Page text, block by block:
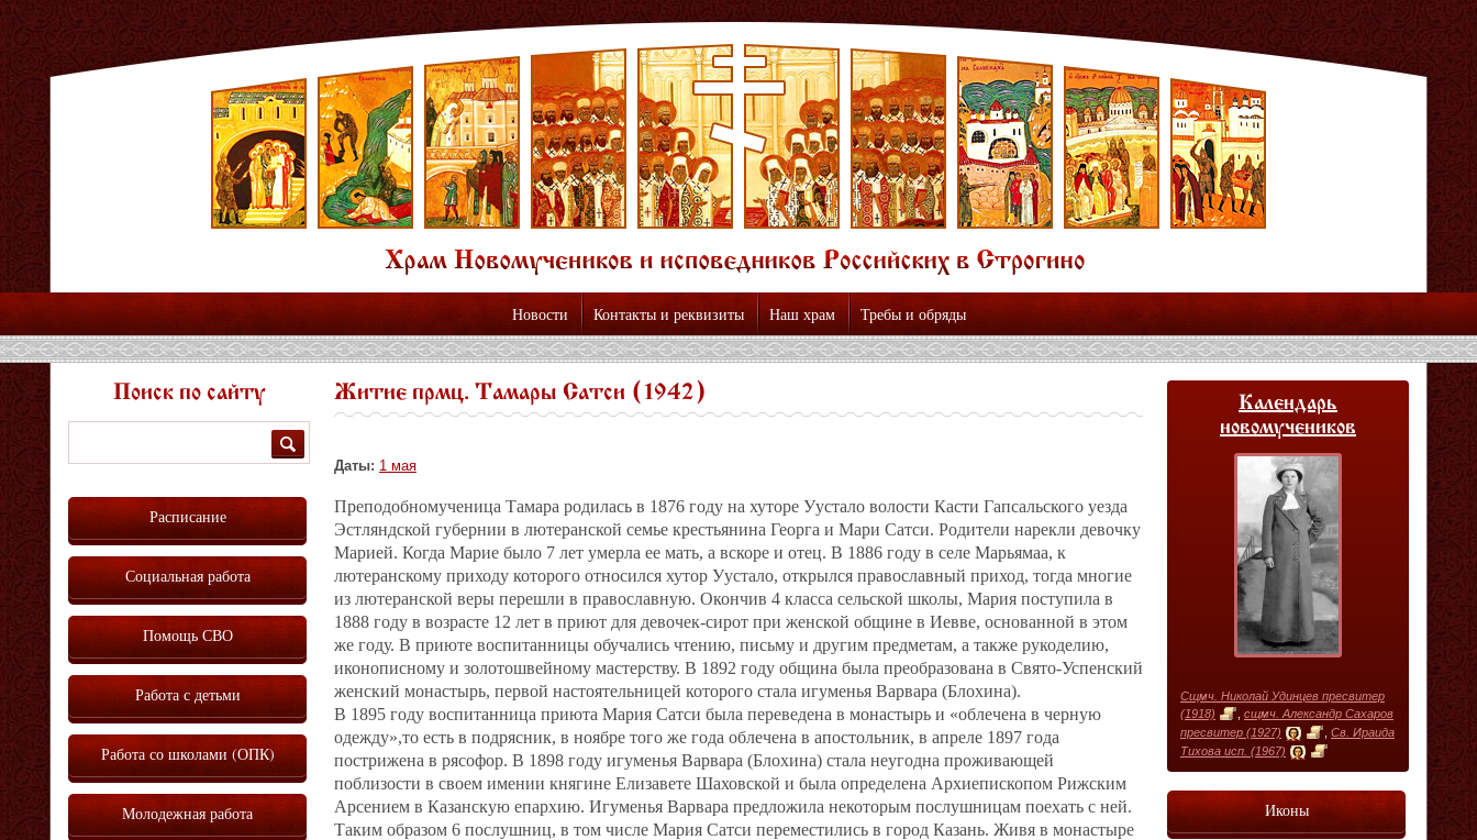
Новости Контакты и реквизиты Наш храм Требы и обряды
Житие прмц. Тамары Сатси (1942)
Даты: 1 мая
Преподобномученица Тамара родилась в 1876 году на хуторе Уустало волости Касти Гапсальского уезда
Эстляндской губернии в лютеранской семье крестьянина Георга и Мари Сатси. Родители нарекли девочку
Марией. Когда Марие было 7 лет умерла ее мать, а вскоре и отец. В 1886 году в селе Марьямаа, к
лютеранскому приходу которого относился хутор Уустало, открылся православный приход, тогда многие
из лютеранской веры перешли в православную. Окончив 4 класса сельской школы, Мария поступила в
1888 году в возрасте 12 лет в приют для девочек-сирот при женской общине в Иевве, основанной в этом
же году. В приюте воспитанницы обучались чтению, письму и другим предметам, а также рукоделию,
иконописному и золотошвейному мастерству. В 1892 году община была преобразована в Свято-Успенский
женский монастырь, первой настоятельницей которого стала игуменья Варвара (Блохина).
В 1895 году воспитанница приюта Мария Сатси была переведена в монастырь и «облечена в черную
одежду»,то есть в подрясник, в ноябре того же года облечена в апостольник, в апреле 1897 года
пострижена в рясофор. В 1898 году игуменья Варвара (Блохина) стала неугодна проживающей
поблизости в своем имении княгине Елизавете Шаховской и была определена Архиепископом Рижским
Арсением в Казанскую епархию. Игуменья Варвара предложила некоторым послушницам поехать с ней.
Таким образом 6 послушниц, в том числе Мария Сатси переместились в город Казань. Живя в монастыре
Поиск по сайту
Расписание
Социальная работа
Помощь СВО
Работа с детьми
Работа со школами (ОПК)
Молодежная работа
Календарь
новомучеников
Сщмч. Николай Удинцев пресвитер
(1918)
сщмч. Александр Сахаров
пресвитер (1927)
Св. Ираида
Тихова исп. (1967)
Иконы